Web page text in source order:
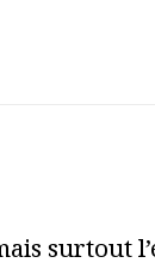
surtout